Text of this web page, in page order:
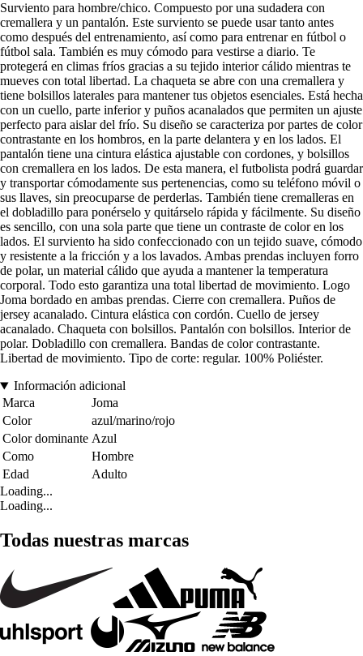
Surviento para hombre/chico. Compuesto por una sudadera con
cremallera y un pantalón. Este surviento se puede usar tanto antes
como después del entrenamiento, así como para entrenar en fútbol o
fútbol sala. También es muy cómodo para vestirse a diario. Te
protegerá en climas fríos gracias a su tejido interior cálido mientras te
mueves con total libertad. La chaqueta se abre con una cremallera y
tiene bolsillos laterales para mantener tus objetos esenciales. Está hecha
con un cuello, parte inferior y puños acanalados que permiten un ajuste
perfecto para aislar del frío. Su diseño se caracteriza por partes de color
contrastante en los hombros, en la parte delantera y en los lados. El
pantalón tiene una cintura elástica ajustable con cordones, y bolsillos
con cremallera en los lados. De esta manera, el futbolista podrá guardar
y transportar cómodamente sus pertenencias, como su teléfono móvil o
sus llaves, sin preocuparse de perderlas. También tiene cremalleras en
el dobladillo para ponérselo y quitárselo rápida y fácilmente. Su diseño
es sencillo, con una sola parte que tiene un contraste de color en los
lados. El surviento ha sido confeccionado con un tejido suave, cómodo
y resistente a la fricción y a los lavados. Ambas prendas incluyen forro
de polar, un material cálido que ayuda a mantener la temperatura
corporal. Todo esto garantiza una total libertad de movimiento. Logo
Joma bordado en ambas prendas. Cierre con cremallera. Puños de
jersey acanalado. Cintura elástica con cordón. Cuello de jersey
acanalado. Chaqueta con bolsillos. Pantalón con bolsillos. Interior de
polar. Dobladillo con cremallera. Bandas de color contrastante.
Libertad de movimiento. Tipo de corte: regular. 100% Poliéster.
Información adicional
Marca
Joma
Color
azul/marino/rojo
Color dominante Azul
Como
Hombre
Edad
Adulto
Loading...
Loading...
Todas nuestras marcas